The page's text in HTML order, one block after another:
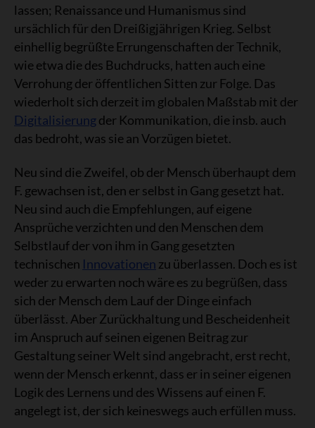
lassen; Renaissance und Humanismus sind
ursächlich für den Dreißigjährigen Krieg. Selbst
einhellig begrüßte Errungenschaften der Technik,
wie etwa die des Buchdrucks, hatten auch eine
Verrohung der öffentlichen Sitten zur Folge. Das
wiederholt sich derzeit im globalen Maßstab mit der
Digitalisierungder Kommunikation, die insb. auch
das bedroht, was sie an Vorzügen bietet.
Neu sind die Zweifel, ob der Mensch überhaupt dem
F. gewachsen ist, den er selbst in Gang gesetzt hat.
Neu sind auch die Empfehlungen, auf eigene
Ansprüche verzichten und den Menschen dem
Selbstlauf der von ihm in Gang gesetzten
technischen Innovationen zu überlassen. Doch es ist
weder zu erwarten noch wäre es zu begrüßen, dass
sich der Mensch dem Lauf der Dinge einfach
überlässt. Aber Zurückhaltung und Bescheidenheit
im Anspruch auf seinen eigenen Beitrag zur
Gestaltung seiner Welt sind angebracht, erst recht,
wenn der Mensch erkennt, dass er in seiner eigenen
Logik des Lernens und des Wissens auf einen F.
angelegt ist, der sich keineswegs auch erfüllen muss.